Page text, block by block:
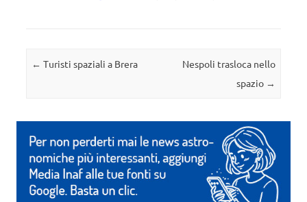
Navigazione articolo
← Turisti spaziali a Brera
Nespoli trasloca nello
spazio →